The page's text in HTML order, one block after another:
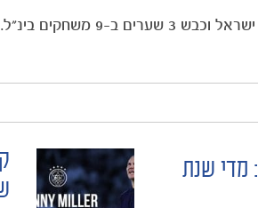
MACCABI X PUMA: מדי שנת